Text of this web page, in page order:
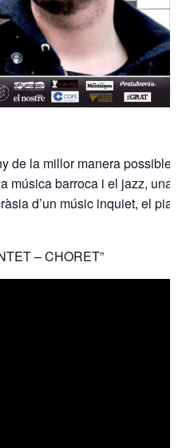
de la millor manera possible
música barroca i el jazz, una
d’un músic inquiet, el
– CHORET”